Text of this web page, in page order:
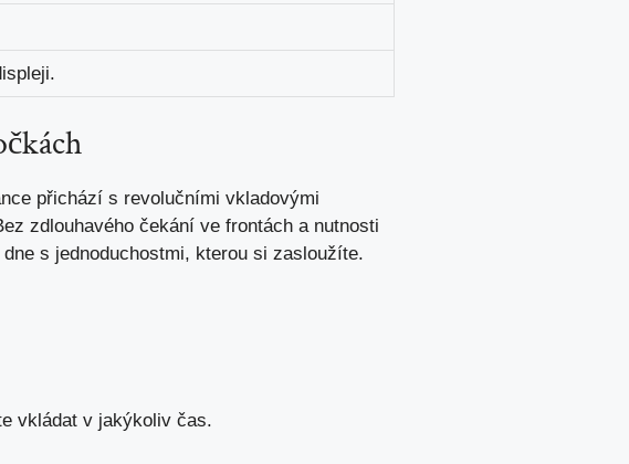
přichází s revolučními vkladovými
zdlouhavého čekání ve frontách a nutnosti
s jednoduchostmi, kterou si zasloužíte.
vkládat v jakýkoliv čas.